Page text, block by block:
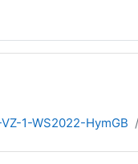
1-WS2022-HymGB